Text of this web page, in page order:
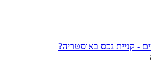
- קניית נכס באוסטריה?